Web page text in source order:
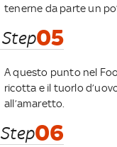
tenerne da parte un
Step05
A questo punto nel
ricotta e il tuorlo
all’amaretto.
Step06